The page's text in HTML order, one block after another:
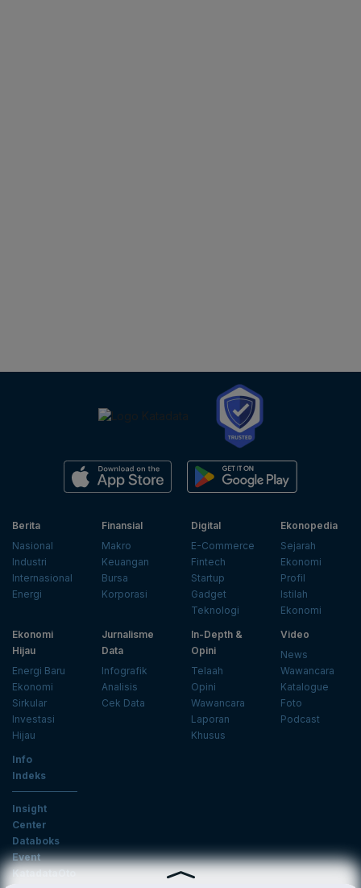
Berita
Nasional
Industri
Internasional
Energi
Finansial
Makro
Keuangan
Bursa
Korporasi
Digital
E-Commerce
Fintech
Startup
Gadget
Teknologi
Ekonopedia
Sejarah
Ekonomi
Profil
Istilah
Ekonomi
Ekonomi
Hijau
Energi Baru
Ekonomi
Sirkular
Investasi
Hijau
Jurnalisme
Data
Infografik
Analisis
Cek Data
In-Depth &
Opini
Telaah
Opini
Wawancara
Laporan
Khusus
Video
News
Wawancara
Katalogue
Foto
Podcast
Info
Indeks
Insight
Center
Databoks
Event
KatadataOto